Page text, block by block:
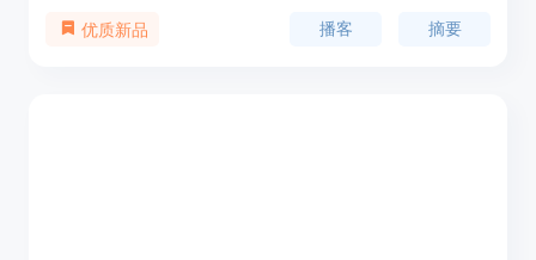
客摘要保持信息更新。
优质新品 播客 摘要